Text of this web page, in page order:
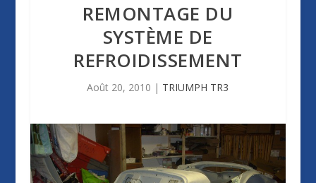
REMONTAGE DU
SYSTÈME DE
REFROIDISSEMENT
Août 20, 2010 | TRIUMPH TR3